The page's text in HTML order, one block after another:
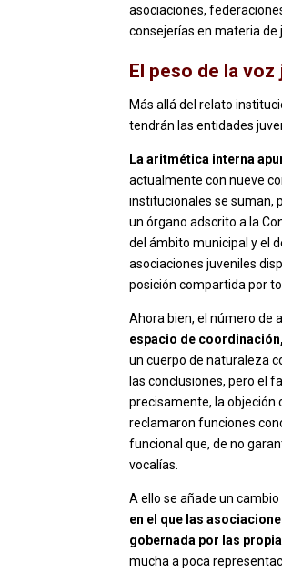
asociaciones,
consejerías en materia de
El peso de la
Más allá del relato
tendrán las entidades
La aritmética interna
actualmente con nueve
institucionales se suman,
un órgano adscrito a la
del ámbito municipal y el
asociaciones juveniles
posición compartida por
Ahora bien, el número de
espacio de
un cuerpo de naturaleza
las conclusiones, pero el
precisamente, la objeción
reclamaron funciones
funcional que, de no
vocalías.
A ello se añade un
en el que las
gobernada por las
mucha a poca